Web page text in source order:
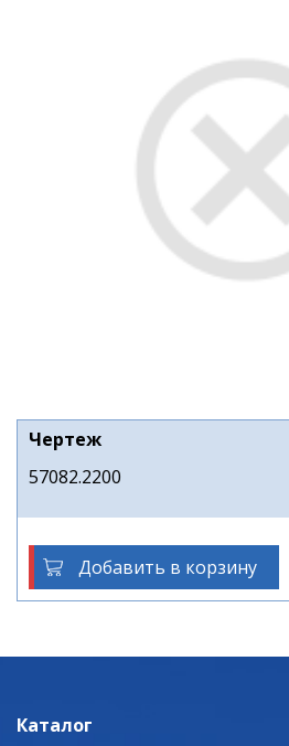
Чертеж
57082.2200
Добавить в корзину
Каталог